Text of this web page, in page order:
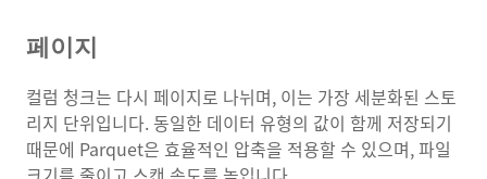
페이지
컬럼 청크는 다시 페이지로 나뉘며, 이는 가장 세분화된 스토
리지 단위입니다. 동일한 데이터 유형의 값이 함께 저장되기
때문에 Parquet은 효율적인 압축을 적용할 수 있으며, 파일